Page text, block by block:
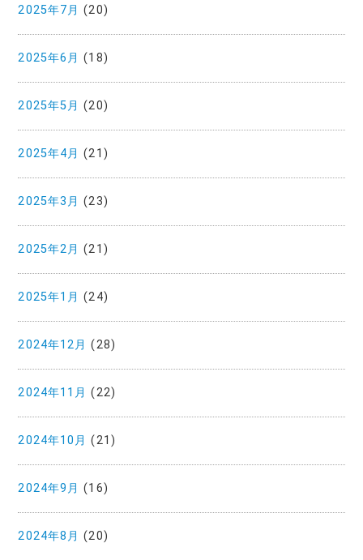
2025年7月 (20)
2025年6月 (18)
2025年5月 (20)
2025年4月 (21)
2025年3月 (23)
2025年2月 (21)
2025年1月 (24)
2024年12月 (28)
2024年11月 (22)
2024年10月 (21)
2024年9月 (16)
2024年8月 (20)